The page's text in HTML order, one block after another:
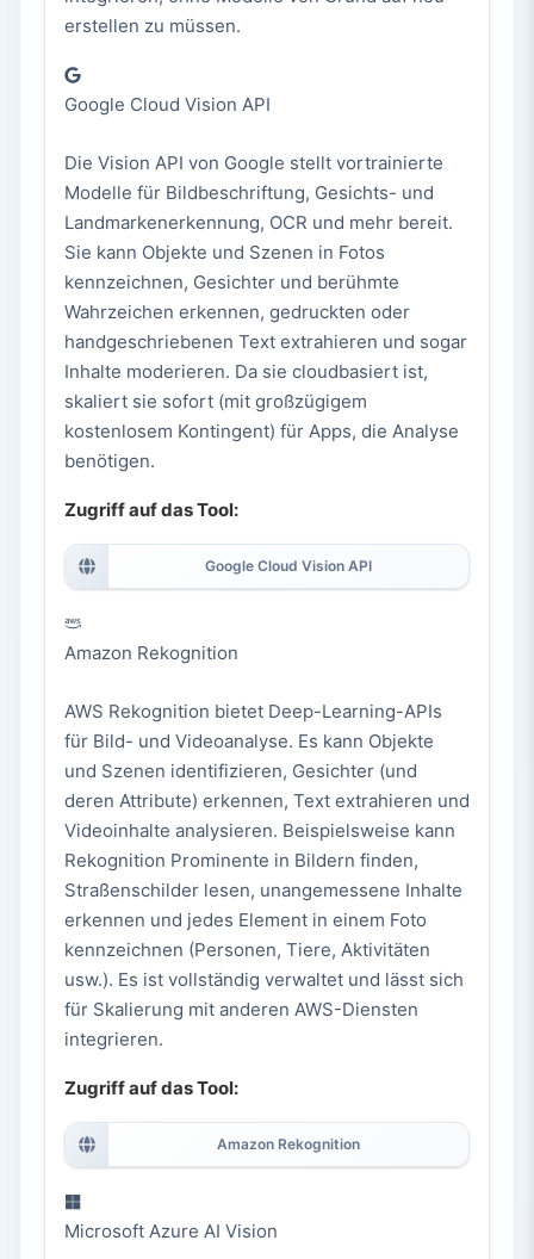
erstellen zu müssen.
Google Cloud Vision API
Die Vision API von Google stellt vortrainierte
Modelle für Bildbeschriftung, Gesichts- und
Landmarkenerkennung, OCR und mehr bereit.
Sie kann Objekte und Szenen in Fotos
kennzeichnen, Gesichter und berühmte
Wahrzeichen erkennen, gedruckten oder
handgeschriebenen Text extrahieren und sogar
Inhalte moderieren. Da sie cloudbasiert ist,
skaliert sie sofort (mit großzügigem
kostenlosem Kontingent) für Apps, die Analyse
benötigen.
Zugriff auf das Tool:
Google Cloud Vision API
Amazon Rekognition
AWS Rekognition bietet Deep-Learning-APIs
für Bild- und Videoanalyse. Es kann Objekte
und Szenen identifizieren, Gesichter (und
deren Attribute) erkennen, Text extrahieren und
Videoinhalte analysieren. Beispielsweise kann
Rekognition Prominente in Bildern finden,
Straßenschilder lesen, unangemessene Inhalte
erkennen und jedes Element in einem Foto
kennzeichnen (Personen, Tiere, Aktivitäten
usw.). Es ist vollständig verwaltet und lässt sich
für Skalierung mit anderen AWS-Diensten
integrieren.
Zugriff auf das Tool:
Amazon Rekognition
Microsoft Azure AI Vision